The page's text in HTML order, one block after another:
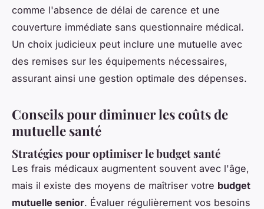
comme l'absence de délai de carence et une
couverture immédiate sans questionnaire médical.
Un choix judicieux peut inclure une mutuelle avec
des remises sur les équipements nécessaires,
assurant ainsi une gestion optimale des dépenses.
Conseils pour diminuer les coûts de
mutuelle santé
Stratégies pour optimiser le budget santé
Les frais médicaux augmentent souvent avec l'âge,
mais il existe des moyens de maîtriser votre budget
mutuelle senior. Évaluer régulièrement vos besoins